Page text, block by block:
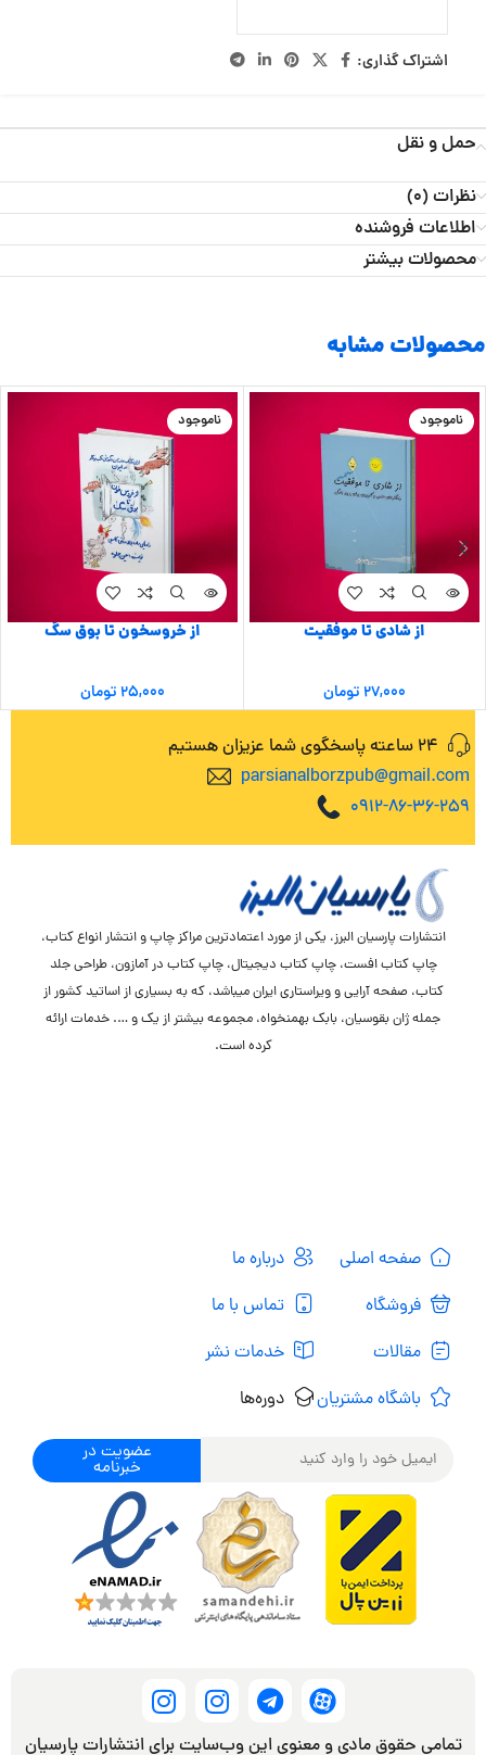
اشتراک گذاری:
حمل و نقل
نظرات (0)
اطلاعات فروشنده
محصولات بیشتر
محصولات مشابه
ناموجود
از شادی تا موفقیت
۲۷,۰۰۰تومان
ناموجود
از خروسخون تا بوق سگ
۲۵,۰۰۰تومان
24 ساعته پاسخگوی شما عزیزان هستیم
parsianalborzpub@gmail.com
0912-86-36-259
انتشارات پارسیان البرز، یکی از مورد اعتمادترین مراکز چاپ و انتشار انواع کتاب،
چاپ کتاب افست، چاپ کتاب دیجیتال، چاپ کتاب در آمازون، طراحی جلد
کتاب، صفحه آرایی و ویراستاری ایران میباشد، که به بسیاری از اساتید کشور از
جمله ژان بقوسیان، بابک بهمنخواه، مجموعه بیشتر از یک و …. خدمات ارائه
کرده است.
صفحه اصلی
فروشگاه
مقالات
باشگاه مشتریان
درباره ما
تماس با ما
خدمات نشر
دوره‌ها
عضویت در
خبرنامه
تمامی حقوق مادی و معنوی این وب‌سایت برای انتشارات پارسیان